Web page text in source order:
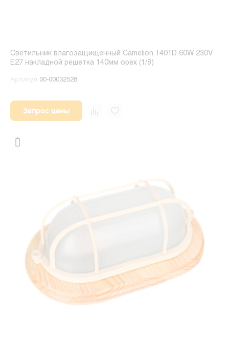
Светильник влагозащищенный Camelion 1401D 60W 230V
E27 накладной решетка 140мм орех (1/8)
Артикул 00-00032528
Запрос цены